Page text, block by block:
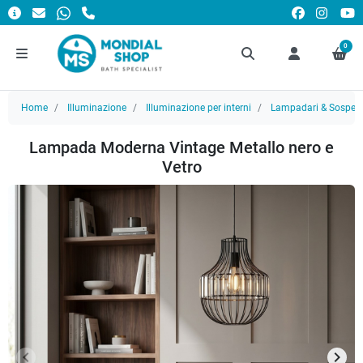
0
Home Illuminazione Illuminazione per interni Lampadari &
Lampada Moderna Vintage Metallo nero e
Vetro
keyboard_arrow_left keyboard_arrow_right